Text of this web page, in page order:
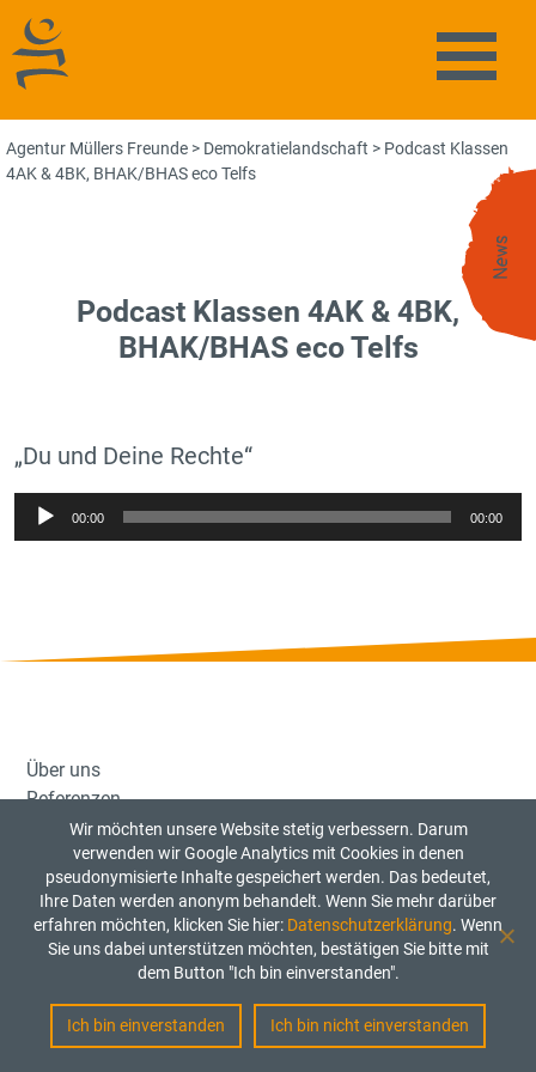
Agentur Müllers Freunde
News
Agentur Müllers Freunde > Demokratielandschaft > Podcast Klassen
4AK & 4BK, BHAK/BHAS eco Telfs
Podcast Klassen 4AK & 4BK,
BHAK/BHAS eco Telfs
„Du und Deine Rechte“
Audio-
Player
00:00 00:00
Wir möchten unsere Website stetig verbessern. Darum
verwenden wir Google Analytics mit Cookies in denen
pseudonymisierte Inhalte gespeichert werden. Das bedeutet,
Ihre Daten werden anonym behandelt. Wenn Sie mehr darüber
erfahren möchten, klicken Sie hier: Datenschutzerklärung. Wenn
Sie uns dabei unterstützen möchten, bestätigen Sie bitte mit
dem Button "Ich bin einverstanden".
Ich bin einverstanden Ich bin nicht einverstanden
Über uns
Referenzen
Pressestimmen
Kontakt
Datenschutzerklärung
Impressum
Kinderschutzkonzept